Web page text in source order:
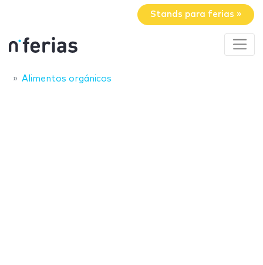
Stands para ferias »
Alimentos orgánicos